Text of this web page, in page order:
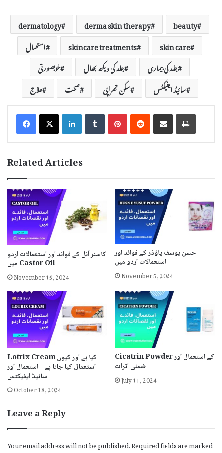
beauty
derma skin therapy
dermatology
skin care
skincare treatments
استعمال
جلد کی بیماری
جلد کی دیکھ بھال
خوبصورتی
سائیڈ ایفیکٹس
سکن تھراپی صحت علاج
LinkedInTumblrPinterestReddit Share via Email Print
Related Articles
کاسٹر آئل کے فوائد اور استعمالات اردو
میں Castor Oil
November 15, 2024
حسن یوسف پاؤڈر کے فوائد اور
استعمالات اردو میں
November 5, 2024
Lotrix Cream کیا ہے اور کیوں
استعمال کیا جاتا ہے – استعمال اور
سائیڈ ایفیکٹس
October 18, 2024
Cicatrin Powder کے استعمال اور
ضمنی اثرات
July 11, 2024
Leave a Reply
Your email address will not be published.Required fields are marked